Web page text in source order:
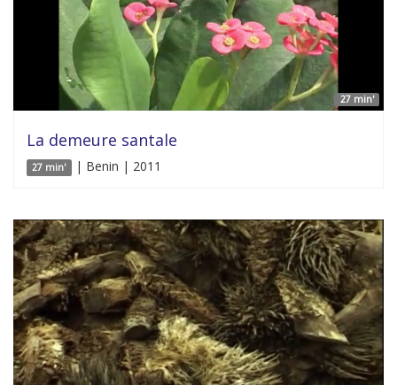
27 min'
La demeure santale
27 min' | Benin | 2011